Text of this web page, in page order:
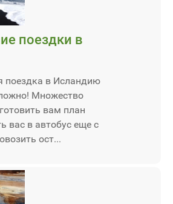
поездки в
поездка в Исландию
Множество
вам план
вас в автобус еще с
ост...